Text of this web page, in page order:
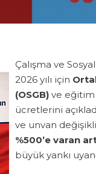
Çalışma ve
2026 yılı için
(OSGB) ve eğitim
ücretlerini
ve unvan
%500’e varan
büyük yankı